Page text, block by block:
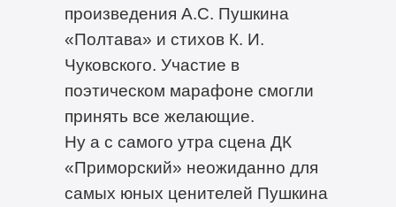
произведения А.С. Пушкина
«Полтава» и стихов К. И.
Чуковского. Участие в
поэтическом марафоне смогли
принять все желающие.
Ну а с самого утра сцена ДК
«Приморский» неожиданно для
самых юных ценителей Пушкина